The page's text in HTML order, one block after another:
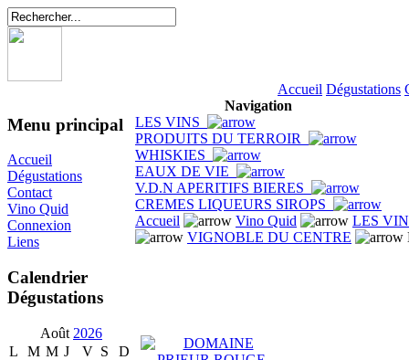
Accueil Dégustations
Menu principal
Accueil
Dégustations
Contact
Vino Quid
Connexion
Liens
Calendrier
Dégustations
Août 2026
L
M M J V S
D
Navigation
LES VINS
PRODUITS DU TERROIR
WHISKIES
EAUX DE VIE
V.D.N APERITIFS BIERES
CREMES LIQUEURS SIROPS
Accueil
Vino Quid
LES
VIGNOBLE DU CENTRE